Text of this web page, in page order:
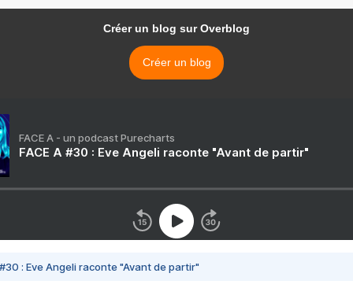
Créer un blog sur Overblog
Créer un blog
FACE A - un podcast Purecharts
FACE A #30 : Eve Angeli raconte "Avant de partir"
#30 : Eve Angeli raconte "Avant de partir"